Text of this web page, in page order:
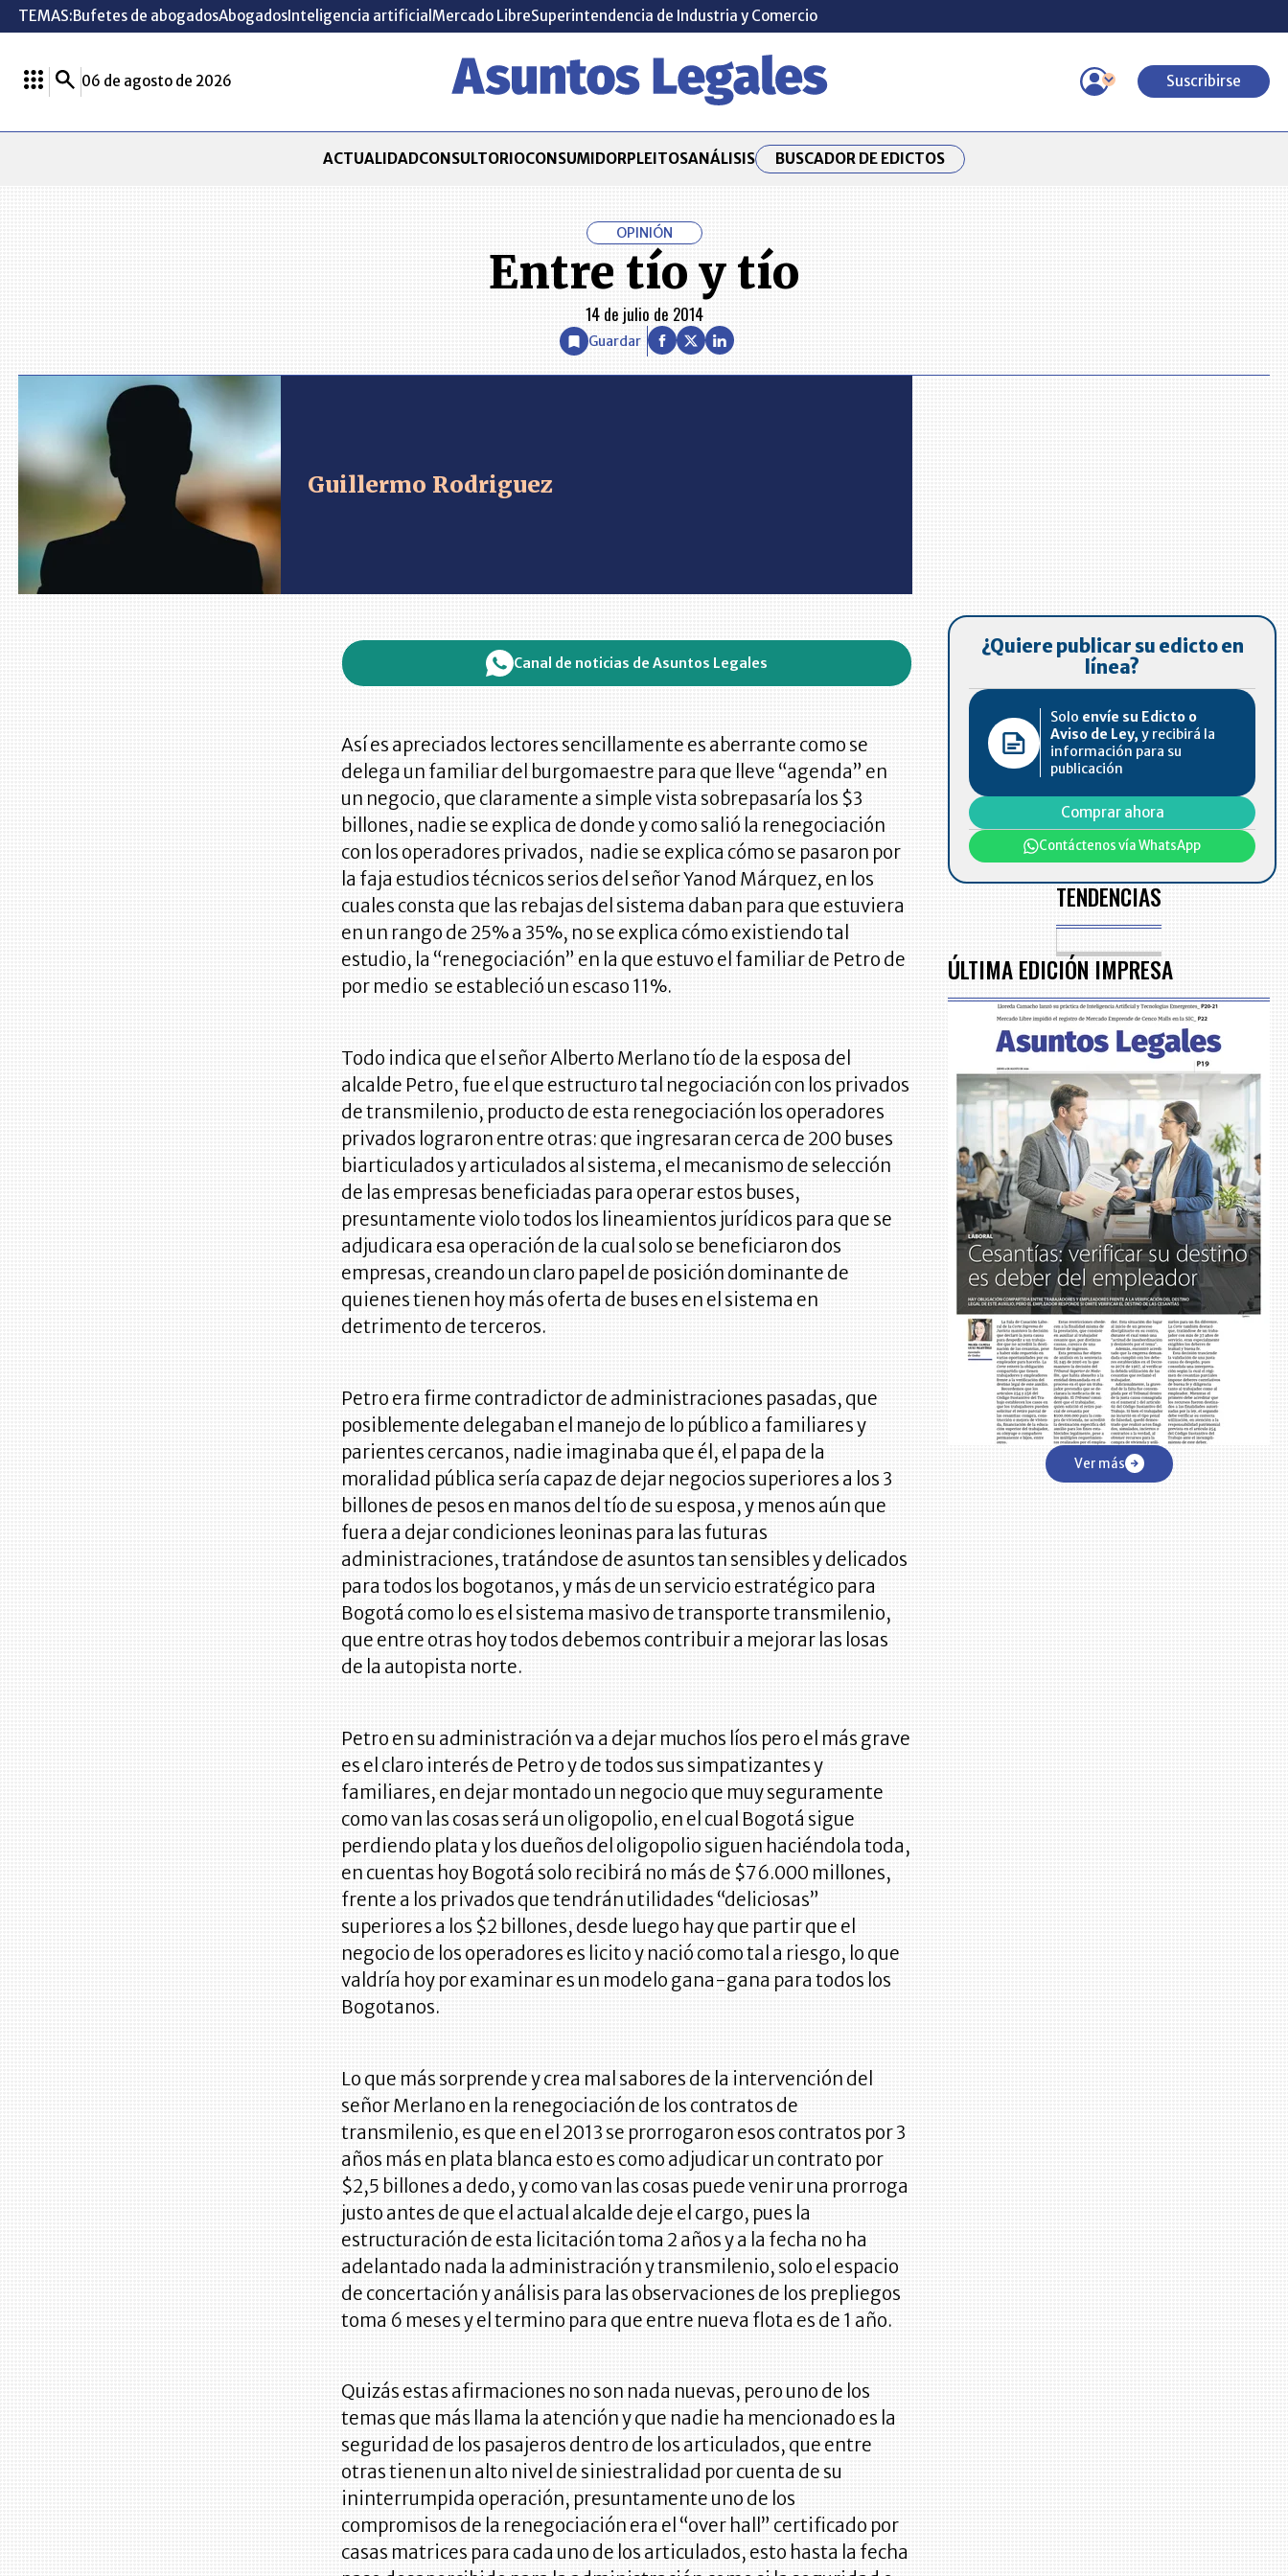
TEMAS:Bufetes de abogadosAbogadosInteligencia artificial Mercado LibreSuperintendencia de Industria y Comercio
06 de agosto de 2026 Suscribirse
ACTUALIDADCONSULTORIOCONSUMIDORPLEITOSANÁLISIS BUSCADOR DE EDICTOS
OPINIÓN
Entre tío y tío
14 de julio de 2014
Guardar
Guillermo Rodriguez
Canal de noticias de Asuntos Legales
Así es apreciados lectores sencillamente es aberrante como se
delega un familiar del burgomaestre para que lleve “agenda” en
un negocio, que claramente a simple vista sobrepasaría los $3
billones, nadie se explica de donde y como salió la renegociación
con los operadores privados, nadie se explica cómo se pasaron por
la faja estudios técnicos serios del señor Yanod Márquez, en los
cuales consta que las rebajas del sistema daban para que estuviera
en un rango de 25% a 35%, no se explica cómo existiendo tal
estudio, la “renegociación” en la que estuvo el familiar de Petro de
por medio se estableció un escaso 11%.
Todo indica que el señor Alberto Merlano tío de la esposa del
alcalde Petro, fue el que estructuro tal negociación con los privados
de transmilenio, producto de esta renegociación los operadores
privados lograron entre otras: que ingresaran cerca de 200 buses
biarticulados y articulados al sistema, el mecanismo de selección
de las empresas beneficiadas para operar estos buses,
presuntamente violo todos los lineamientos jurídicos para que se
adjudicara esa operación de la cual solo se beneficiaron dos
empresas, creando un claro papel de posición dominante de
quienes tienen hoy más oferta de buses en el sistema en
detrimento de terceros.
Petro era firme contradictor de administraciones pasadas, que
posiblemente delegaban el manejo de lo público a familiares y
parientes cercanos, nadie imaginaba que él, el papa de la
moralidad pública sería capaz de dejar negocios superiores a los 3
billones de pesos en manos del tío de su esposa, y menos aún que
fuera a dejar condiciones leoninas para las futuras
administraciones, tratándose de asuntos tan sensibles y delicados
para todos los bogotanos, y más de un servicio estratégico para
Bogotá como lo es el sistema masivo de transporte transmilenio,
que entre otras hoy todos debemos contribuir a mejorar las losas
de la autopista norte.
Petro en su administración va a dejar muchos líos pero el más grave
es el claro interés de Petro y de todos sus simpatizantes y
familiares, en dejar montado un negocio que muy seguramente
como van las cosas será un oligopolio, en el cual Bogotá sigue
perdiendo plata y los dueños del oligopolio siguen haciéndola toda,
en cuentas hoy Bogotá solo recibirá no más de $76.000 millones,
frente a los privados que tendrán utilidades “deliciosas”
superiores a los $2 billones, desde luego hay que partir que el
negocio de los operadores es licito y nació como tal a riesgo, lo que
valdría hoy por examinar es un modelo gana-gana para todos los
Bogotanos.
Lo que más sorprende y crea mal sabores de la intervención del
señor Merlano en la renegociación de los contratos de
transmilenio, es que en el 2013 se prorrogaron esos contratos por 3
años más en plata blanca esto es como adjudicar un contrato por
$2,5 billones a dedo, y como van las cosas puede venir una prorroga
justo antes de que el actual alcalde deje el cargo, pues la
estructuración de esta licitación toma 2 años y a la fecha no ha
adelantado nada la administración y transmilenio, solo el espacio
de concertación y análisis para las observaciones de los prepliegos
toma 6 meses y el termino para que entre nueva flota es de 1 año.
Quizás estas afirmaciones no son nada nuevas, pero uno de los
temas que más llama la atención y que nadie ha mencionado es la
seguridad de los pasajeros dentro de los articulados, que entre
otras tienen un alto nivel de siniestralidad por cuenta de su
ininterrumpida operación, presuntamente uno de los
compromisos de la renegociación era el “over hall” certificado por
casas matrices para cada uno de los articulados, esto hasta la fecha
¿Quiere publicar su edicto en
línea?
Solo envíe su Edicto o
Aviso de Ley, y recibirá la
información para su
publicación
Comprar ahora
Contáctenos vía WhatsApp
TENDENCIAS
ÚLTIMA EDICIÓN IMPRESA
Ver más